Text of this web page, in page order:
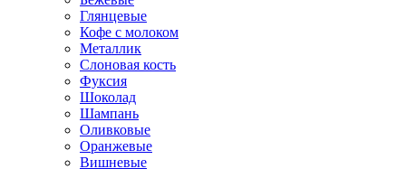
Глянцевые
Кофе с молоком
Металлик
Слоновая кость
Фуксия
Шоколад
Шампань
Оливковые
Оранжевые
Вишневые